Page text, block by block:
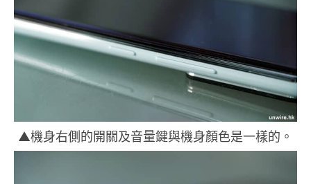
▲機身右側的開關及音量鍵與機身顏色是一樣的。